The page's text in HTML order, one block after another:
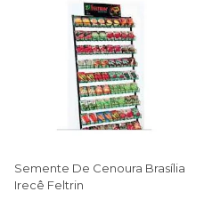
Semente De Cenoura Brasília
Irecê Feltrin